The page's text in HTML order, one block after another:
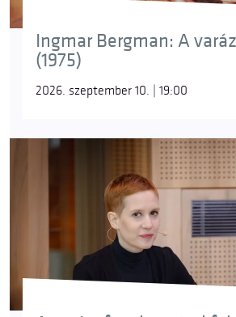
Ingmar Bergman: A
(1975)
2026. szeptember 10. | 19:00